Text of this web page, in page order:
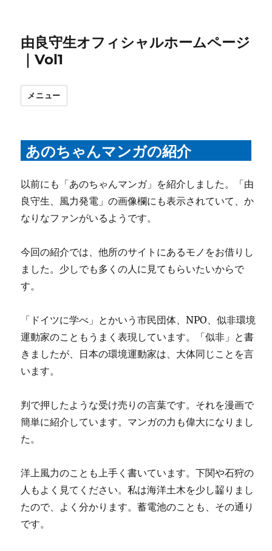
由良守生オフィシャルホームページ
｜Vol1
メニュー
あのちゃんマンガの紹介
以前にも「あのちゃんマンガ」を紹介しました。「由
良守生、風力発電」の画像欄にも表示されていて、か
なりなファンがいるようです。
今回の紹介では、他所のサイトにあるモノをお借りし
ました。少しでも多くの人に見てもらいたいからで
す。
「ドイツに学べ」とかいう市民団体、NPO、似非環境
運動家のこともうまく表現しています。「似非」と書
きましたが、日本の環境運動家は、大体同じことを言
います。
判で押したような受け売りの言葉です。それを漫画で
簡単に紹介しています。マンガの力も偉大になりまし
た。
洋上風力のことも上手く書いています。下関や石狩の
人もよく見てください。私は海洋土木を少し齧りまし
たので、よく分かります。蓄電池のことも、その通り
です。